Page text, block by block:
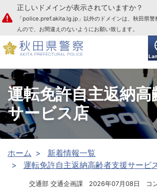
本文へ
正しいドメインが表示されていますか？
「police.pref.akita.lg.jp」以外のドメインは、秋田県警
んので、お間違えのないようにお願い致します。
運転免許自主返納高
サービス店
ホーム
新着情報一覧
運転免許自主返納高齢者支援サービ
交通部 交通企画課 2026年07月08日 コ